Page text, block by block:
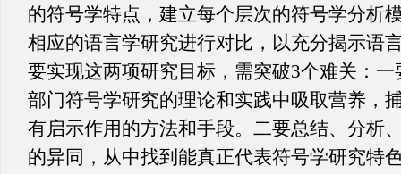
的符号学特点，建立每个层次的符号学分析
相应的语言学研究进行对比，以充分揭示语
要实现这两项研究目标，需突破3个难关：
部门符号学研究的理论和实践中吸取营养，
有启示作用的方法和手段。二要总结、分析
的异同，从中找到能真正代表符号学研究特